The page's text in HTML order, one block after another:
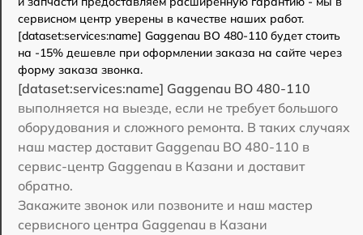
сервисном центр уверены в качестве наших работ.
[dataset:services:name] Gaggenau BO 480-110 будет стоить
на -15% дешевле при оформлении заказа на сайте через
форму заказа звонка.
[dataset:services:name] Gaggenau BO 480-110
выполняется на выезде, если не требует большого
оборудования и сложного ремонта. В таких случаях
наш мастер доставит Gaggenau BO 480-110 в
сервис-центр Gaggenau в Казани и доставит
обратно.
Закажите звонок или позвоните и наш мастер
сервисного центра Gaggenau в Казани